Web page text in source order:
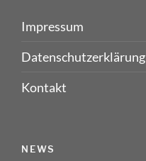
Impressum
Datenschutzerklärung
Kontakt
NEWS